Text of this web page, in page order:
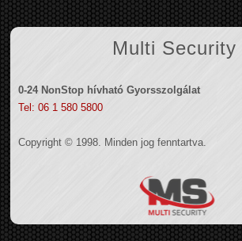
Multi Security
0-24 NonStop hívható Gyorsszolgálat
Tel: 06 1 580 5800
Copyright © 1998. Minden jog fenntartva.